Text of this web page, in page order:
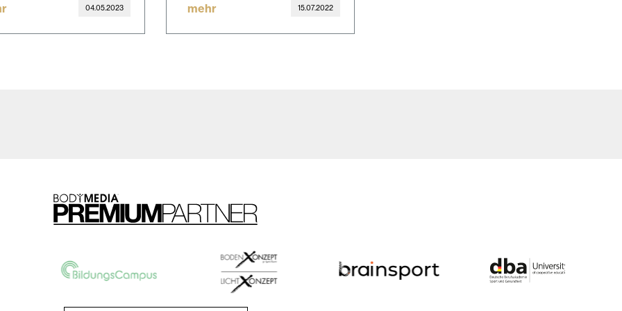
04.05.2023 mehr 15.07.2022